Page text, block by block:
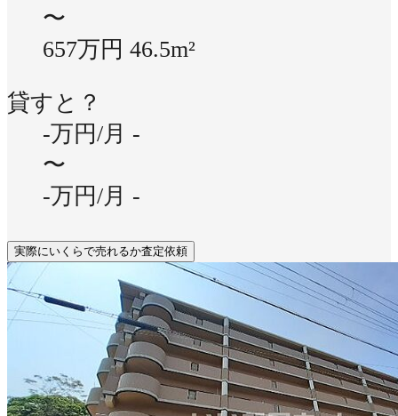
〜
657万円 46.5m²
貸すと？
-万円/月 -
〜
-万円/月 -
実際にいくらで売れるか査定依頼